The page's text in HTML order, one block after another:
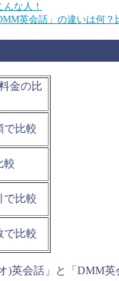
な人！
英会話」の違いは何？
金の比
で比較
較
で比較
で比較
)英会話」と「DMM